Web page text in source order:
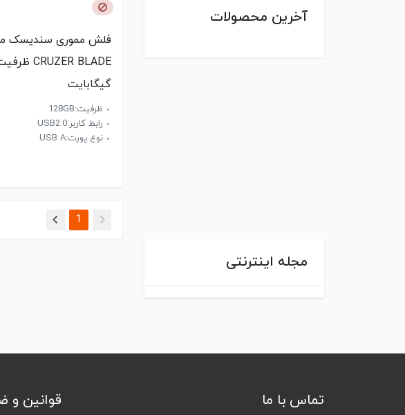
آخرین محصولات
فلش مموری سندیسک
گیگابایت
ظرفیت:128GB
رابط کاربر:USB2.0
نوع پورت:USB A
1
مجله اینترنتی
تماس با ما قوانین و